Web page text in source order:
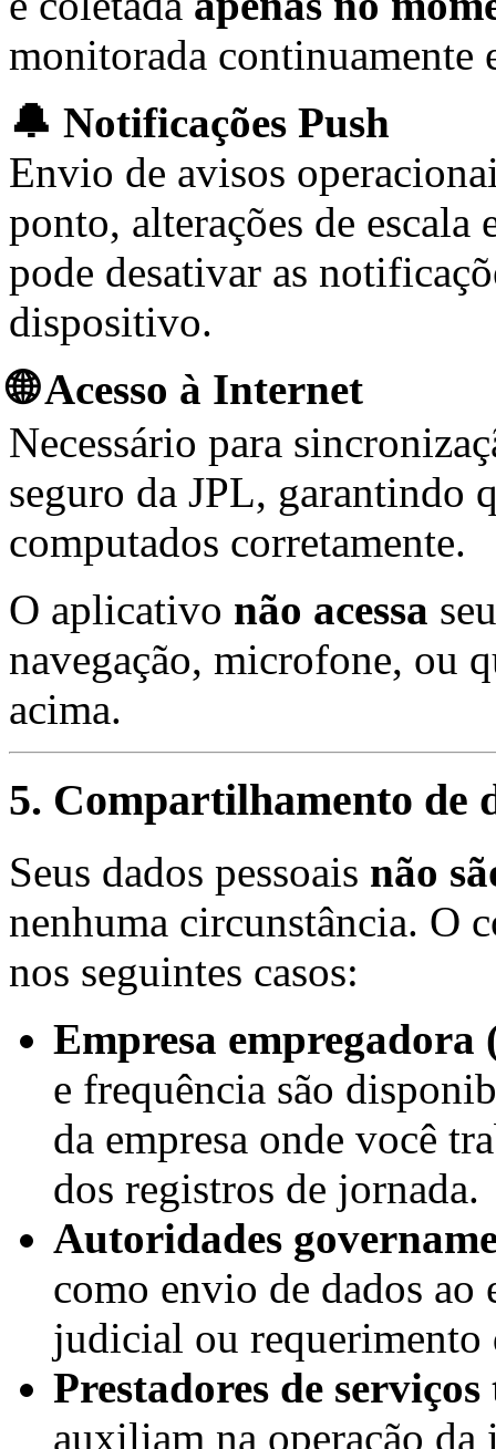
monitorada continuamente
🔔 Notificações Push
Envio de avisos
ponto, alterações de escala
pode desativar as
dispositivo.
🌐 Acesso à Internet
Necessário para
seguro da JPL, garantindo
computados corretamente.
O aplicativo não acessa
navegação, microfone, ou
acima.
5. Compartilhamento de
Seus dados pessoais não
nenhuma circunstância. O
nos seguintes casos:
Empresa
e frequência são
da empresa onde você
dos registros de jornada.
Autoridades
como envio de dados
judicial ou requerimento
Prestadores de serviços
auxiliam na operação da